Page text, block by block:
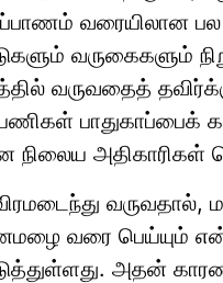
வரையிலான பல
வருகைகளும்
வருவதைத்
பாதுகாப்பைக்
நிலைய அதிகாரிகள்
வருவதால்,
வரை பெய்யும்
அதன்